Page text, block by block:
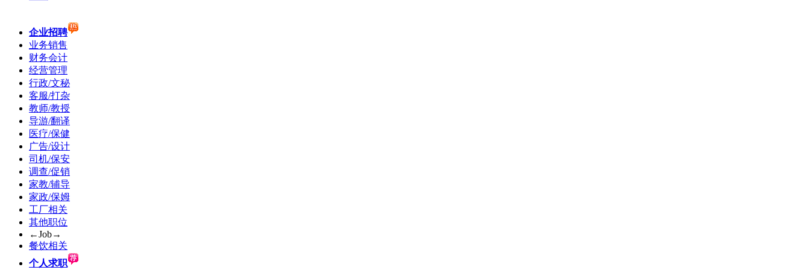
企业招聘
业务销售
财务会计
经营管理
行政/文秘
客服/打杂
教师/教授
导游/翻译
医疗/保健
广告/设计
司机/保安
调查/促销
家教/辅导
家政/保姆
工厂相关
其他职位
←Job→
餐饮相关
个人求职